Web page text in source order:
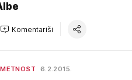
Komentariši
6.2.2015.